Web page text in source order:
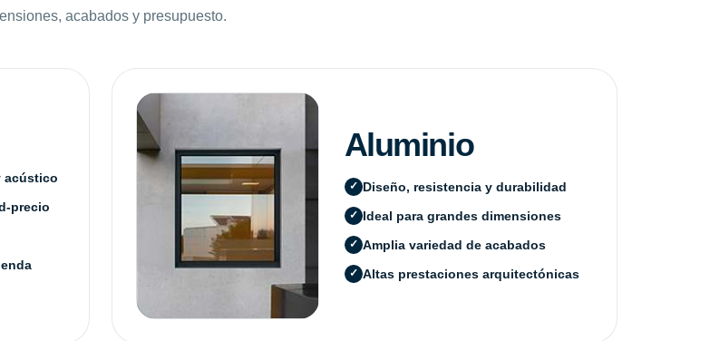
acabados y presupuesto.
acústico
precio
Aluminio
Diseño, resistencia y durabilidad
Ideal para grandes dimensiones
Amplia variedad de acabados
Altas prestaciones arquitectónicas